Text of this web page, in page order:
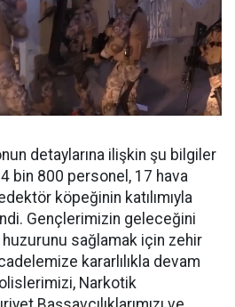
detaylarına ilişkin şu bilgiler
4 bin 800 personel, 17 hava
köpeğinin katılımıyla
Gençlerimizin geleceğini
sağlamak için zehir
kararlılıkla devam
Narkotik